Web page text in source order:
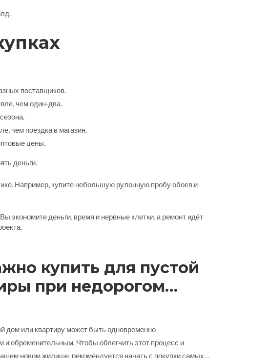
поставщиков.
чем один‑два.
чем поездка в магазин.
цены.
деньги.
Например, купите небольшую рулонную пробу обоев и
экономите деньги, время и нервные клетки, а ремонт идёт
купить для пустой
при недорогом
дом или квартиру может быть одновременно
обременительным. Чтобы облегчить этот процесс и
новом жилище, рекомендуется начать с покупки самых